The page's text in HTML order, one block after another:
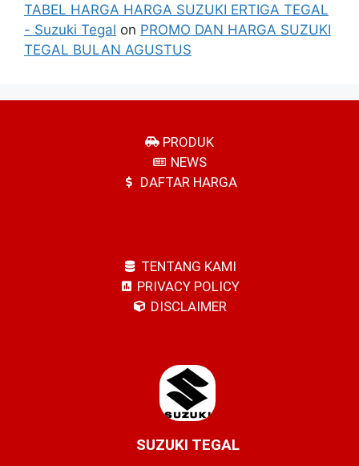
TABEL HARGA HARGA SUZUKI ERTIGA TEGAL
- Suzuki Tegal on PROMO DAN HARGA SUZUKI
TEGAL BULAN AGUSTUS
PRODUK
NEWS
DAFTAR HARGA
TENTANG KAMI
PRIVACY POLICY
DISCLAIMER
SUZUKI TEGAL